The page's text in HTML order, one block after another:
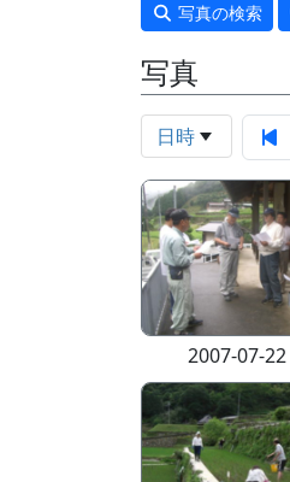
写真の検索
写真
日時
2007-07-22